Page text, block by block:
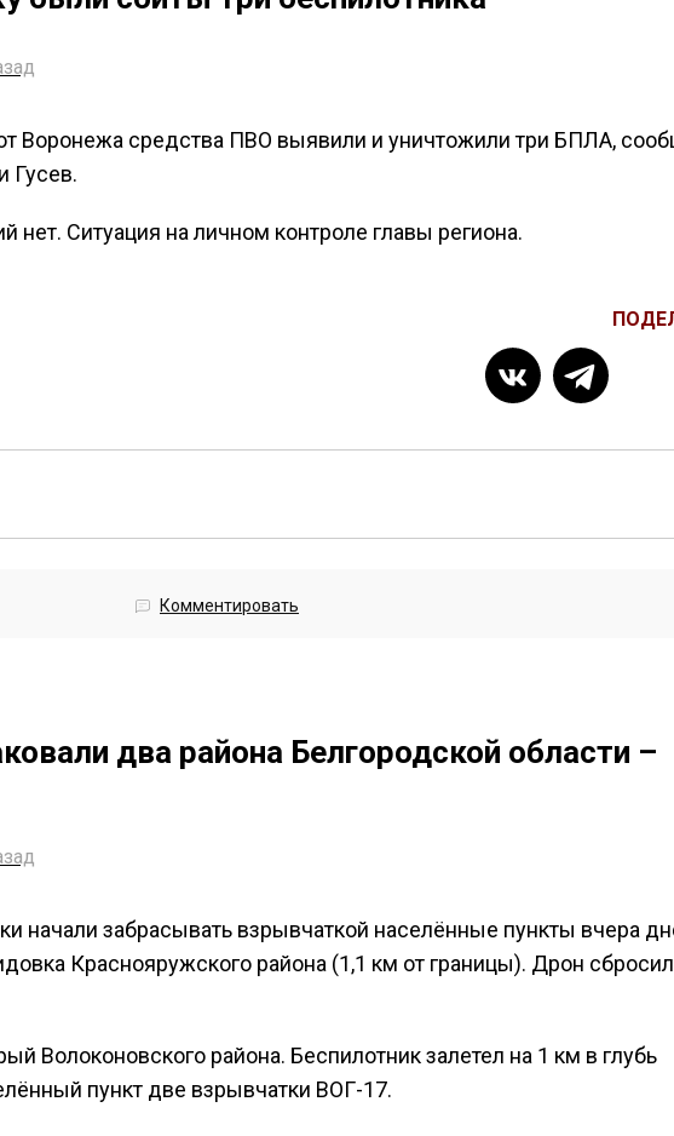
Воронежа средства ПВО выявили и уничтожили три БПЛА,
Гусев.
нет. Ситуация на личном контроле главы региона.
Комментировать
два района Белгородской области –
начали забрасывать взрывчаткой населённые пункты вчера
Краснояружского района (1,1 км от границы). Дрон
Волоконовского района. Беспилотник залетел на 1 км в глубь
пункт две взрывчатки ВОГ-17.